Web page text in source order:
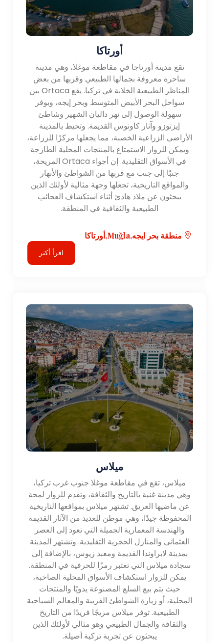
أورتاكا
تقع مدينة أورتاجا في مقاطعة موغلا، وهي مدينة
ساحرة معروفة بجمالها الطبيعي وقربها من بعض
المناظر الطبيعية الخلابة في تركيا. يقع Ortaca بين
سواحل البحر الأبيض المتوسط ​​وبحر إيجه، ويوفر
سهولة الوصول إلى نهر داليان الشهير وشاطئ
إيزتوزو وآثار كاونوس القديمة. وتحيط بالمدينة
الأراضي الزراعية الخصبة، مما يجعلها مركزًا للزراعة،
ويمكن للزوار الاستمتاع بالمنتجات المحلية الطازجة
في الأسواق التقليدية. إن أجواء Ortaca المريحة،
جنبًا إلى جنب مع قربها من الشواطئ والأنهار
والمواقع التاريخية، تجعلها وجهة مثالية لأولئك الذين
يبحثون عن ملاذ هادئ أثناء استكشاف العجائب
الطبيعية والثقافية في المنطقة.
منطقة بحر ايجه,Muğla,أورتاكا
اقرأ أكثر
ميلاس
ميلاس، تقع في مقاطعة موغلا جنوب غرب تركيا،
وهي مدينة غنية بالتاريخ والثقافة، وتقدم للزوار لمحة
عن ماضيها العريق. تشتهر ميلاس بمواقعها التاريخية
المحفوظة جيدًا، وهي موطن للعديد من الآثار القديمة
والهندسة المعمارية الجميلة التي تعود إلى العصر
العثماني والمنازل الحجرية التقليدية. وتشتهر المدينة
بمدينة لابراوندا القديمة ومعبد زيوس، بالإضافة إلى
سجادة ميلاس التي تعتبر رمزًا للحرفية في المنطقة.
يمكن للزوار استكشاف الأسواق المحلية الصاخبة،
حيث يتم بيع السلع المصنوعة يدويًا والمنتجات
المحلية، أو زيارة الشواطئ القريبة والمعالم السياحية
الطبيعية. توفر ميلاس مزيجًا فريدًا من التاريخ
والثقافة والجمال الطبيعي وهو مثالي لأولئك الذين
يبحثون عن تجربة تركية أصيلة.